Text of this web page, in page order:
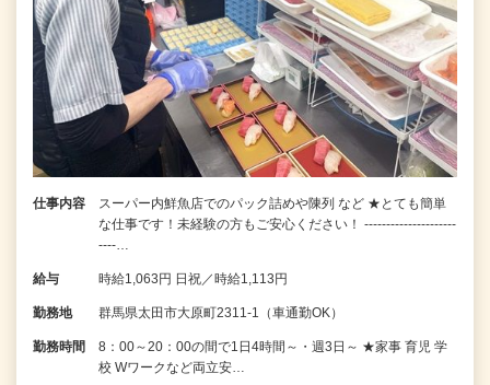
仕事内容
スーパー内鮮魚店でのパック詰めや陳列 など ★とても簡単
な仕事です！未経験の方もご安心ください！ ---------------------
----…
給与 時給1,063円 日祝／時給1,113円
勤務地 群馬県太田市大原町2311-1（車通勤OK）
勤務時間
8：00～20：00の間で1日4時間～・週3日～ ★家事 育児 学
校 Wワークなど両立安…